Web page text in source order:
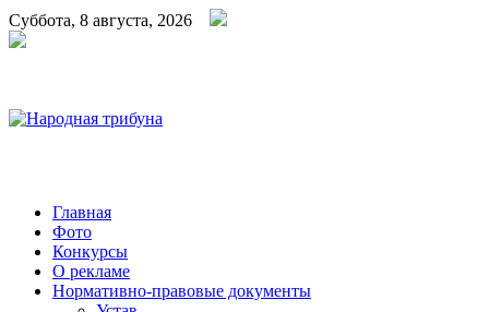
Суббота, 8 августа, 2026
Народная трибуна
Калининская районная газета
Главная
Фото
Конкурсы
О рекламе
Нормативно-правовые документы